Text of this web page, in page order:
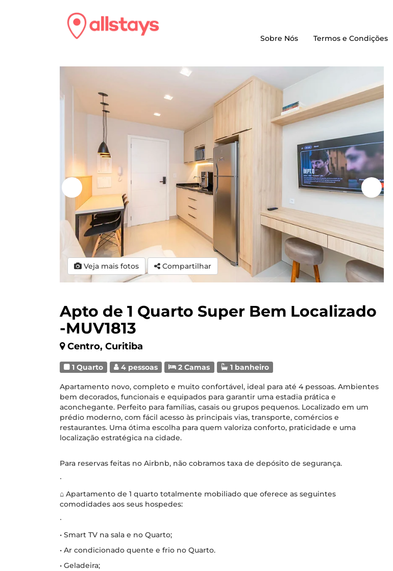
Sobre Nós Termos e Condições
Veja mais fotos Compartilhar
Apto de 1 Quarto Super Bem Localizado
-MUV1813
Centro, Curitiba
1 Quarto 4 pessoas 2 Camas 1 banheiro
Apartamento novo, completo e muito confortável, ideal para até 4 pessoas. Ambientes
bem decorados, funcionais e equipados para garantir uma estadia prática e
aconchegante. Perfeito para famílias, casais ou grupos pequenos. Localizado em um
prédio moderno, com fácil acesso às principais vias, transporte, comércios e
restaurantes. Uma ótima escolha para quem valoriza conforto, praticidade e uma
localização estratégica na cidade.
Para reservas feitas no Airbnb, não cobramos taxa de depósito de segurança.
∙
⌂ Apartamento de 1 quarto totalmente mobiliado que oferece as seguintes
comodidades aos seus hospedes:
∙
• Smart TV na sala e no Quarto;
• Ar condicionado quente e frio no Quarto.
• Geladeira;